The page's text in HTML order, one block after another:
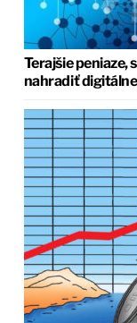
Terajšie peniaze,
nahradiť